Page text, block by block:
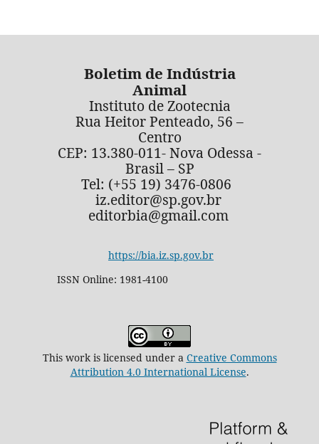
Boletim de Indústria
Animal
Instituto de Zootecnia
Rua Heitor Penteado, 56 –
Centro
CEP: 13.380-011- Nova Odessa -
Brasil – SP
Tel: (+55 19) 3476-0806
iz.editor@sp.gov.br
editorbia@gmail.com
https://bia.iz.sp.gov.br
ISSN Online: 1981-4100
This work is licensed under a Creative Commons
Attribution 4.0 International License.